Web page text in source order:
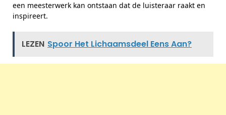
een meesterwerk kan ontstaan dat de luisteraar raakt en
inspireert.
LEZEN Spoor Het Lichaamsdeel Eens Aan?